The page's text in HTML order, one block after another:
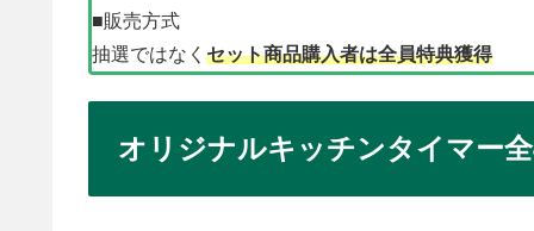
■販売方式
抽選ではなく セット商品購入者は全員特典獲得
オリジナルキッチンタイマー